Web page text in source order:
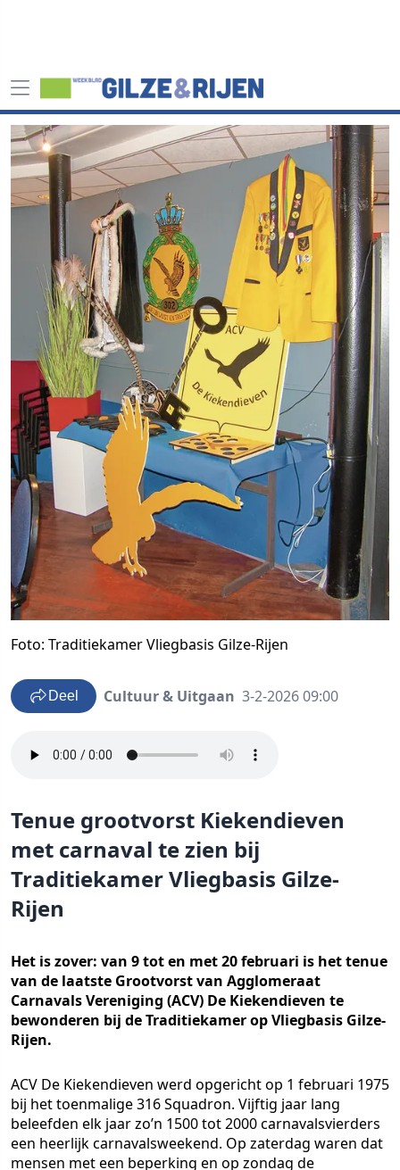
Foto: Traditiekamer Vliegbasis Gilze-Rijen
Deel Cultuur & Uitgaan 3-2-2026 09:00
Tenue grootvorst Kiekendieven
met carnaval te zien bij
Traditiekamer Vliegbasis Gilze-
Rijen
Het is zover: van 9 tot en met 20 februari is het tenue
van de laatste Grootvorst van Agglomeraat
Carnavals Vereniging (ACV) De Kiekendieven te
bewonderen bij de Traditiekamer op Vliegbasis Gilze-
Rijen.
ACV De Kiekendieven werd opgericht op 1 februari 1975
bij het toenmalige 316 Squadron. Vijftig jaar lang
beleefden elk jaar zo’n 1500 tot 2000 carnavalsvierders
een heerlijk carnavalsweekend. Op zaterdag waren dat
mensen met een beperking en op zondag de